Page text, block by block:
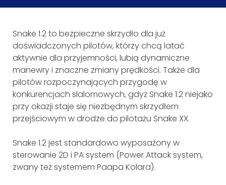
Snake 1.2 to bezpieczne skrzydło dla już
doświadczonych pilotów, którzy chcą latać
aktywnie dla przyjemności, lubią dynamiczne
manewry i znaczne zmiany prędkości. Także dla
pilotów rozpoczynających przygodę w
konkurencjach slalomowych, gdyż Snake 1.2 niejako
przy okazji staje się niezbędnym skrzydłem
przejściowym w drodze do pilotażu Snake XX.
Snake 1.2 jest standardowo wyposażony w
sterowanie 2D i PA system (Power Attack system,
zwany też systemem Paapa Kolara).